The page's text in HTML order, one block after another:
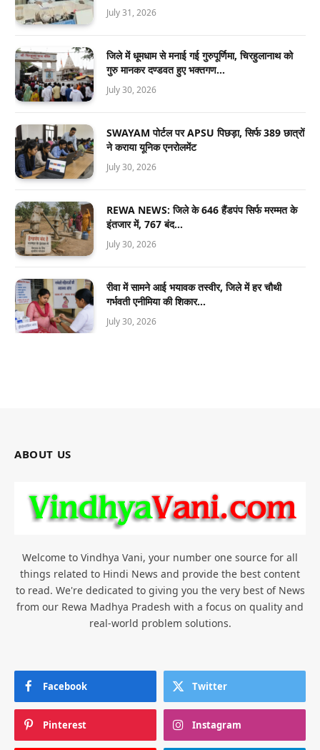
July 31, 2026
जिले में धूमधाम से मनाई गई गुरुपूर्णिमा, चिरहुलानाथ को
गुरु मानकर दण्डवत हुए भक्तगण…
July 30, 2026
SWAYAM पोर्टल पर APSU पिछड़ा, सिर्फ 389 छात्रों
ने कराया यूनिक एनरोलमेंट
July 30, 2026
REWA NEWS: जिले के 646 हैंडपंप सिर्फ मरम्मत के
इंतजार में, 767 बंद…
July 30, 2026
रीवा में सामने आई भयावक तस्वीर, जिले में हर चौथी
गर्भवती एनीमिया की शिकार…
July 30, 2026
ABOUT US
Welcome to Vindhya Vani, your number one source for all
things related to Hindi News and provide the best content
to read. We're dedicated to giving you the very best of News
from our Rewa Madhya Pradesh with a focus on quality and
real-world problem solutions.
Facebook Twitter
Pinterest Instagram